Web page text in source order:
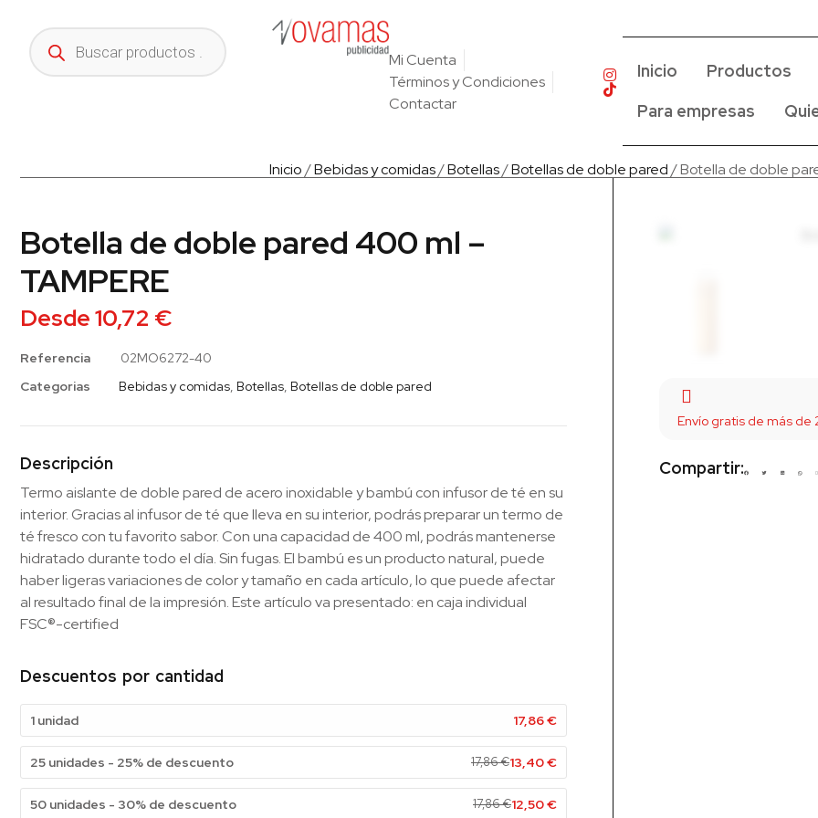
Mi Cuenta
Términos y Condiciones
Contactar
Inicio Productos
Para empresas
Inicio/Bebidas y comidas/Botellas/Botellas de doble pared/ Botella de doble
Botella de doble pared 400 ml –
TAMPERE
Desde10,72 €
Referencia
02MO6272-40
Categorias
Bebidas y comidas Botellas Botellas de doble pared
Descripción
Termo aislante de doble pared de acero inoxidable y bambú con infusor de té en su
interior. Gracias al infusor de té que lleva en su interior, podrás preparar un termo de
té fresco con tu favorito sabor. Con una capacidad de 400 ml, podrás mantenerse
hidratado durante todo el día. Sin fugas. El bambú es un producto natural, puede
haber ligeras variaciones de color y tamaño en cada artículo, lo que puede afectar
al resultado final de la impresión. Este artículo va presentado: en caja individual
FSC®-certified
Descuentos por cantidad
1 unidad 17,86€
25 unidades - 25% de descuento 17,86€13,40€
50 unidades - 30% de descuento 17,86€12,50€
Envío gratis de más de
Compartir: